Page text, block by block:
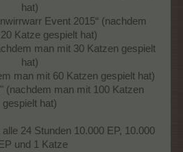
hat)
Event 2015“ (nachdem
Katze gespielt hat)
man mit 30 Katzen gespielt
hat)
man mit 60 Katzen gespielt hat)
(nachdem man mit 100 Katzen
gespielt hat)
24 Stunden 10.000 EP, 10.000
und 1 Katze